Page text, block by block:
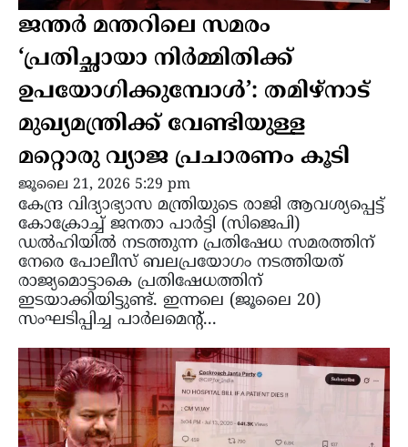
ജന്തർ മന്തറിലെ സമരം
‘പ്രതിച്ഛായാ നിർമ്മിതിക്ക്
ഉപയോഗിക്കുമ്പോൾ’: തമിഴ്നാട്
മുഖ്യമന്ത്രിക്ക് വേണ്ടിയുള്ള
മറ്റൊരു വ്യാജ പ്രചാരണം കൂടി
ജൂലൈ 21, 2026 5:29 pm
കേന്ദ്ര വിദ്യാഭ്യാസ മന്ത്രിയുടെ രാജി ആവശ്യപ്പെട്ട്
കോക്രോച്ച് ജനതാ പാർട്ടി (സിജെപി)
ഡൽഹിയിൽ നടത്തുന്ന പ്രതിഷേധ സമരത്തിന്
നേരെ പോലീസ് ബലപ്രയോഗം നടത്തിയത്
രാജ്യമൊട്ടാകെ പ്രതിഷേധത്തിന്
ഇടയാക്കിയിട്ടുണ്ട്. ഇന്നലെ (ജൂലൈ 20)
സംഘടിപ്പിച്ച പാർലമെന്റ്...